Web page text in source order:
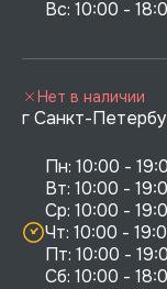
г Санкт-
Пн: 10:00 -
Вт: 10:00 -
Ср: 10:00 -
Чт: 10:00 -
Пт: 10:00 -
Сб: 10:00 -
Нет в наличии